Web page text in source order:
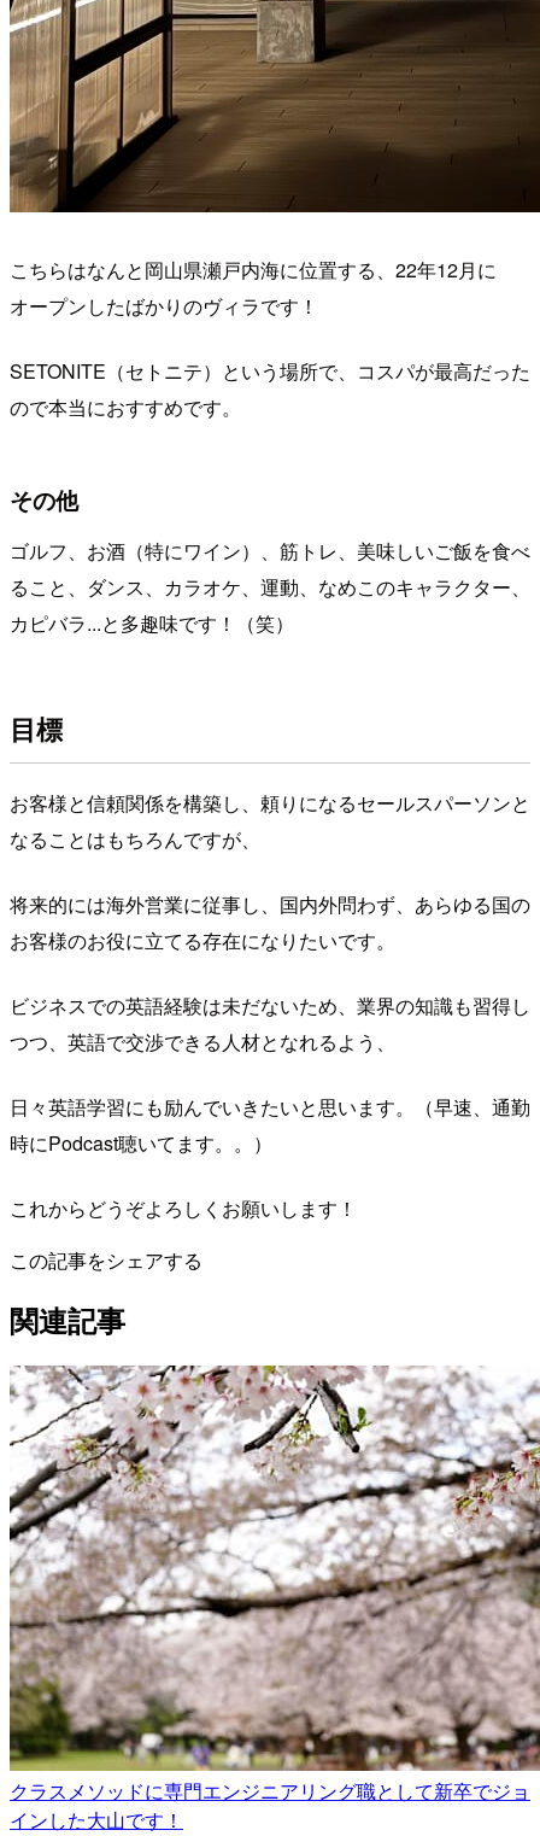
こちらはなんと岡山県瀬戸内海に位置する、22年12月に
オープンしたばかりのヴィラです！
SETONITE（セトニテ）という場所で、コスパが最高だった
ので本当におすすめです。
その他
ゴルフ、お酒（特にワイン）、筋トレ、美味しいご飯を食べ
ること、ダンス、カラオケ、運動、なめこのキャラクター、
カピバラ...と多趣味です！（笑）
目標
お客様と信頼関係を構築し、頼りになるセールスパーソンと
なることはもちろんですが、
将来的には海外営業に従事し、国内外問わず、あらゆる国の
お客様のお役に立てる存在になりたいです。
ビジネスでの英語経験は未だないため、業界の知識も習得し
つつ、英語で交渉できる人材となれるよう、
日々英語学習にも励んでいきたいと思います。（早速、通勤
時にPodcast聴いてます。。）
これからどうぞよろしくお願いします！
この記事をシェアする
関連記事
クラスメソッドに専門エンジニアリング職として新卒でジョ
インした大山です！